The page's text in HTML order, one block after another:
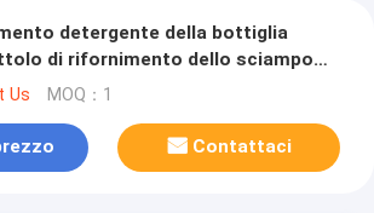
detergente della bottiglia
di rifornimento dello sciampo
della macchina
Us MOQ：1
Contattaci